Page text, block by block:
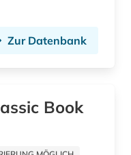
Zur Datenbank
Book